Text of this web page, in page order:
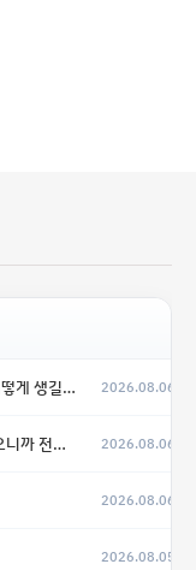
수 있는지 2026.08.06
모르겠다.” 2026.08.06
2026.08.06
2026.08.05